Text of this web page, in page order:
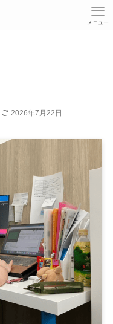
メニュー
2026年7月22日